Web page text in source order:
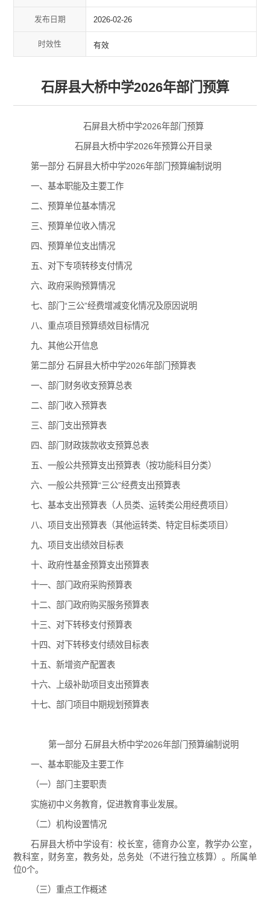
发布日期 2026-02-26
时效性 有效
石屏县大桥中学2026年部门预算
石屏县大桥中学2026年部门预算
石屏县大桥中学2026年预算公开目录
第一部分 石屏县大桥中学2026年部门预算编制说明
一、基本职能及主要工作
二、预算单位基本情况
三、预算单位收入情况
四、预算单位支出情况
五、对下专项转移支付情况
六、政府采购预算情况
七、部门“三公”经费增减变化情况及原因说明
八、重点项目预算绩效目标情况
九、其他公开信息
第二部分 石屏县大桥中学2026年部门预算表
一、部门财务收支预算总表
二、部门收入预算表
三、部门支出预算表
四、部门财政拨款收支预算总表
五、一般公共预算支出预算表（按功能科目分类）
六、一般公共预算“三公”经费支出预算表
七、基本支出预算表（人员类、运转类公用经费项目）
八、项目支出预算表（其他运转类、特定目标类项目）
九、项目支出绩效目标表
十、政府性基金预算支出预算表
十一、部门政府采购预算表
十二、部门政府购买服务预算表
十三、对下转移支付预算表
十四、对下转移支付绩效目标表
十五、新增资产配置表
十六、上级补助项目支出预算表
十七、部门项目中期规划预算表
第一部分 石屏县大桥中学2026年部门预算编制说明
一、基本职能及主要工作
（一）部门主要职责
实施初中义务教育，促进教育事业发展。
（二）机构设置情况
石屏县大桥中学设有：校长室，德育办公室，教学办公室，
教科室，财务室，教务处，总务处（不进行独立核算）。所属单
位0个。
（三）重点工作概述